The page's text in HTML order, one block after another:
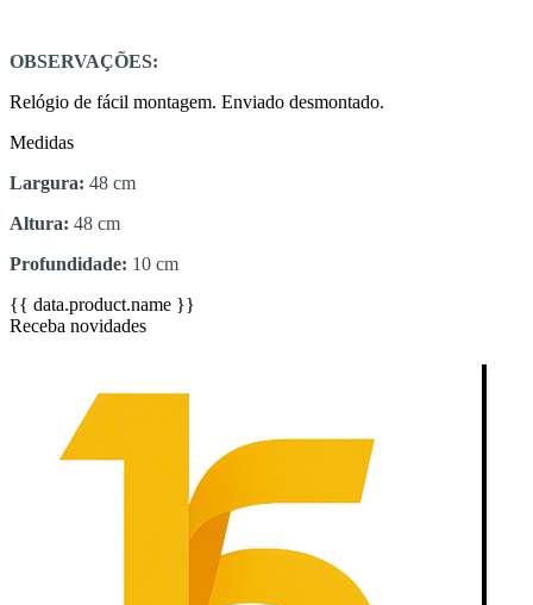
OBSERVAÇÕES:
Relógio de fácil montagem. Enviado desmontado.
Medidas
Largura: 48 cm
Altura: 48 cm
Profundidade: 10 cm
{{ data.product.name }}
Receba novidades